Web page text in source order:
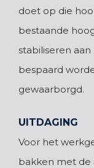
doet op die
bestaande
stabiliseren
bespaard
gewaarborgd.
UITDAGING
Voor het
bakken met